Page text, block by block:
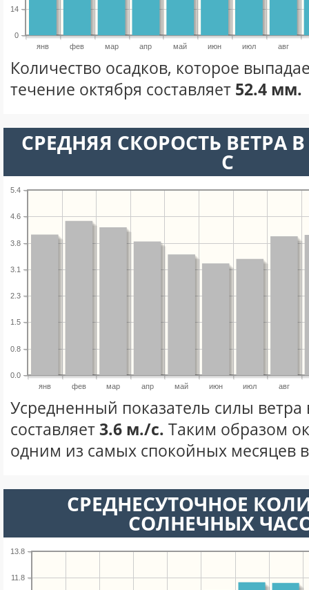
янв фев мар апр май июн июл авг
0
14
Количество осадков, которое
течение октября составляет 52.4 мм.
СРЕДНЯЯ СКОРОСТЬ ВЕТРА
С
янв фев мар апр май июн июл авг
0.0
0.8
1.5
2.3
3.1
3.8
4.6
5.4
Усредненный показатель силы ветра
составляет3.6 м./с. Таким образом
одним из самых спокойных месяцев
СРЕДНЕСУТОЧНОЕ
СОЛНЕЧНЫХ
11.8
13.8